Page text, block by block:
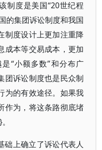
制度是美国“20世纪程
的集团诉讼制度和我国
制度设计上更加注重降
成本等交易成本，更加
“小额多数”和分布广
团诉讼制度也是民众制
为的有效途径。如果我
作为，将这条路彻底堵
础上确立了诉讼代表人